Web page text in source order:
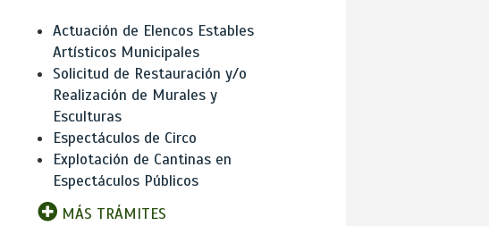
Actuación de Elencos Estables
Artísticos Municipales
Solicitud de Restauración y/o
Realización de Murales y
Esculturas
Espectáculos de Circo
Explotación de Cantinas en
Espectáculos Públicos
MÁS TRÁMITES